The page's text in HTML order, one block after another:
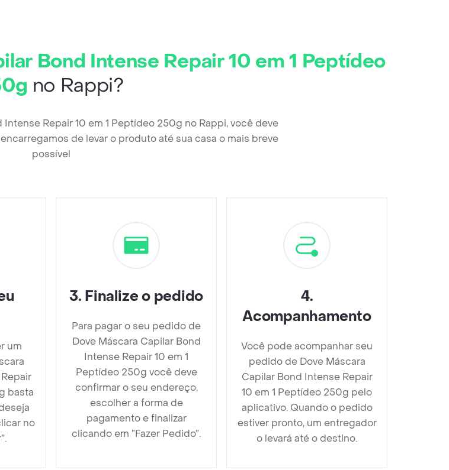
Bond Intense Repair 10 em 1 Peptídeo
no Rappi?
Repair 10 em 1 Peptídeo 250g no Rappi, você deve
de levar o produto até sua casa o mais breve
possível
um
basta
no
3. Finalize o pedido
Para pagar o seu pedido de
Dove Máscara Capilar Bond
Intense Repair 10 em 1
Peptídeo 250g você deve
confirmar o seu endereço,
escolher a forma de
pagamento e finalizar
clicando em ”Fazer Pedido”.
4.
Acompanhamento
Você pode acompanhar seu
pedido de Dove Máscara
Capilar Bond Intense Repair
10 em 1 Peptídeo 250g pelo
aplicativo. Quando o pedido
estiver pronto, um entregador
o levará até o destino.